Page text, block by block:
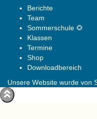
Berichte
Team
Sommerschule 🌻
Klassen
Termine
Shop
Downloadbereich
Unsere Website wurde von